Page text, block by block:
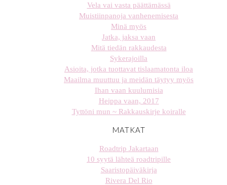
Vela vai vasta päättämässä
Muistiinpanoja vanhenemisesta
Minä myös
Jatka, jaksa vaan
Mitä tiedän rakkaudesta
Sykerajoilla
Asioita, jotka tuottavat tislaamatonta iloa
Maailma muuttuu ja meidän täytyy myös
Ihan vaan kuulumisia
Heippa vaan, 2017
Tyttöni mun ~ Rakkauskirje koiralle
MATKAT
Roadtrip Jakartaan
10 syytä lähteä roadtripille
Saaristopäiväkirja
Rivera Del Rio